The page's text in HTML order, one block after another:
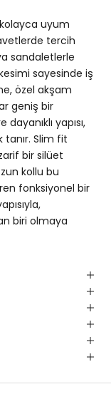
uyum
tercih
sandaletlerle
kesimi sayesinde iş
özel akşam
geniş bir
yapısı,
tanır. Slim fit
bir silüet
kollu bu
fonksiyonel bir
biri olmaya